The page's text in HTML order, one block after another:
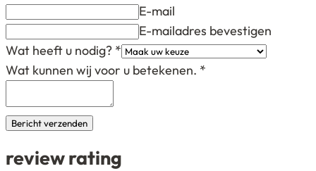
E-mail
E-mailadres bevestigen
Wat heeft u nodig? *
Wat kunnen wij voor u betekenen. *
Bericht verzenden
review rating